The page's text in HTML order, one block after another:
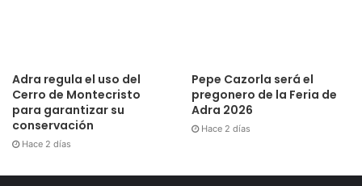
Adra regula el uso del
Cerro de Montecristo
para garantizar su
conservación
Hace 2 días
Pepe Cazorla será el
pregonero de la Feria de
Adra 2026
Hace 2 días